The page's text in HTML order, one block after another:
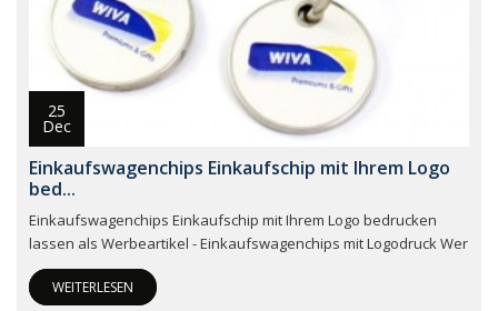
25
Dec
Einkaufswagenchips Einkaufschip mit Ihrem Logo
bed...
Einkaufswagenchips Einkaufschip mit Ihrem Logo bedrucken
lassen als Werbeartikel - Einkaufswagenchips mit Logodruck Wer
WEITERLESEN